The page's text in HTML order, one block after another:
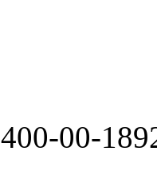
400-00-